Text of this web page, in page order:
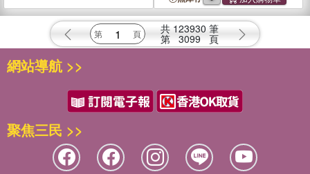
共 123930 筆
第 3099 頁
網站導航 >>
聚焦三民 >>